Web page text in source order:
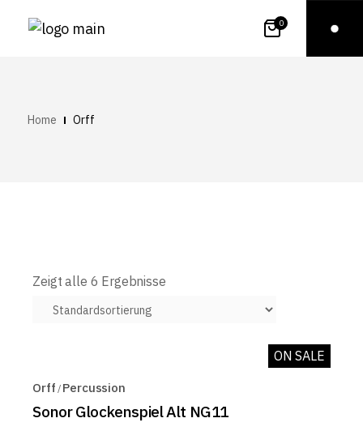
0
Home Orff
Zeigt alle 6 Ergebnisse
ON SALE
Orff Percussion
Sonor Glockenspiel Alt NG11